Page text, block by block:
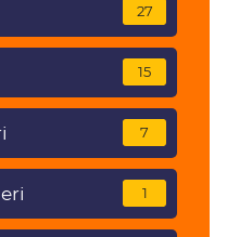
27
15
7
1